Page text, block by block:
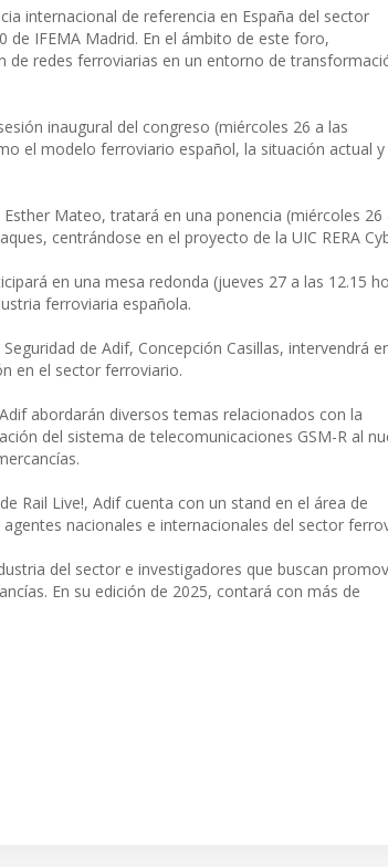
internacional de referencia en España del sector
de IFEMA Madrid. En el ámbito de este foro,
de redes ferroviarias en un entorno de
inaugural del congreso (miércoles 26 a las
el modelo ferroviario español, la situación actual y
Mateo, tratará en una ponencia (miércoles 26
centrándose en el proyecto de la UIC RERA
en una mesa redonda (jueves 27 a las 12.15
ferroviaria española.
de Adif, Concepción Casillas, intervendrá
en el sector ferroviario.
abordarán diversos temas relacionados con la
del sistema de telecomunicaciones GSM-R al
Rail Live!, Adif cuenta con un stand en el área de
nacionales e internacionales del sector
del sector e investigadores que buscan
En su edición de 2025, contará con más de